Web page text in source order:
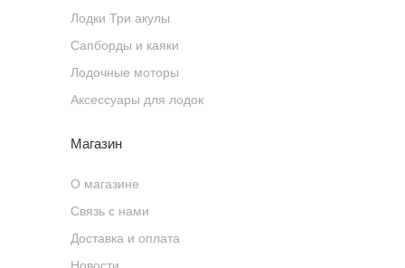
Лодки Три акулы
Сапборды и каяки
Лодочные моторы
Аксессуары для лодок
Магазин
О магазине
Связь с нами
Доставка и оплата